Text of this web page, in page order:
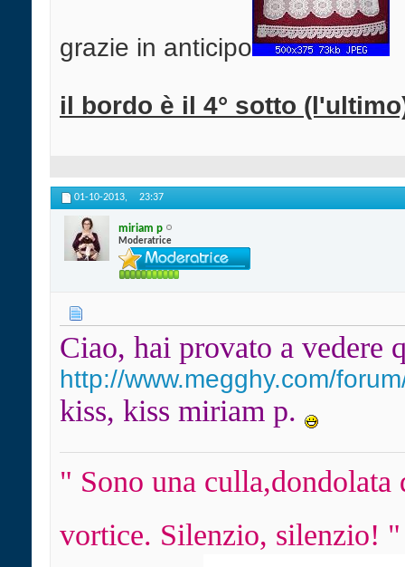
grazie in anticipo
il bordo è il 4° sotto
01-10-2013, 23:37
miriam p
Moderatrice
Ciao, hai provato a vedere
http://www.megghy.com/
kiss, kiss miriam p.
" Sono una
vortice. Silenzio, silenzio!